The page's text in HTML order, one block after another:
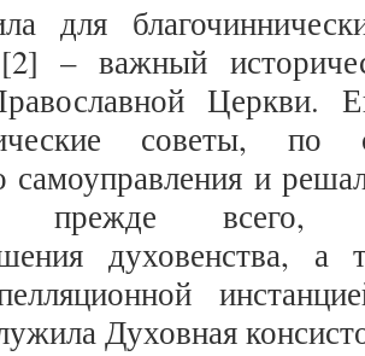
для
– важный
Церкви.
советы, по
самоуправления и
прежде всего,
духовенства, а
Духовная